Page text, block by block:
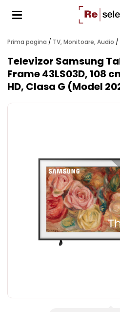
Prima pagina / TV, Monitoare, Audio /
Televizor Samsung
Frame 43LS03D, 108
HD, Clasa G (Model